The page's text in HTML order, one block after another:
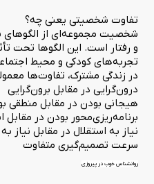
تفاوت شخصیتی یعنی چه؟
شخصیت مجموعه‌ای از الگوهای
و رفتار است. این الگوها تحت
تجربه‌های کودکی و محیط
در زندگی مشترک، تفاوت‌ها
درون‌گرایی در مقابل برون‌گرایی
هیجانی بودن در مقابل منطقی
برنامه‌ریزی‌محور بودن در مقابل
نیاز به استقلال در مقابل نیاز
سرعت تصمیم‌گیری متفاوت
روانشناس خوب در پیروزی